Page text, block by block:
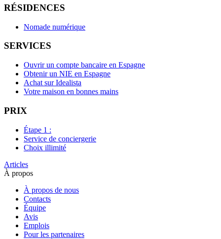
RÉSIDENCES
Nomade numérique
SERVICES
Ouvrir un compte bancaire en Espagne
Obtenir un NIE en Espagne
Achat sur Idealista
Votre maison en bonnes mains
PRIX
Étape 1 :
Service de conciergerie
Choix illimité
Articles
À propos
À propos de nous
Contacts
Équipe
Avis
Emplois
Pour les partenaires